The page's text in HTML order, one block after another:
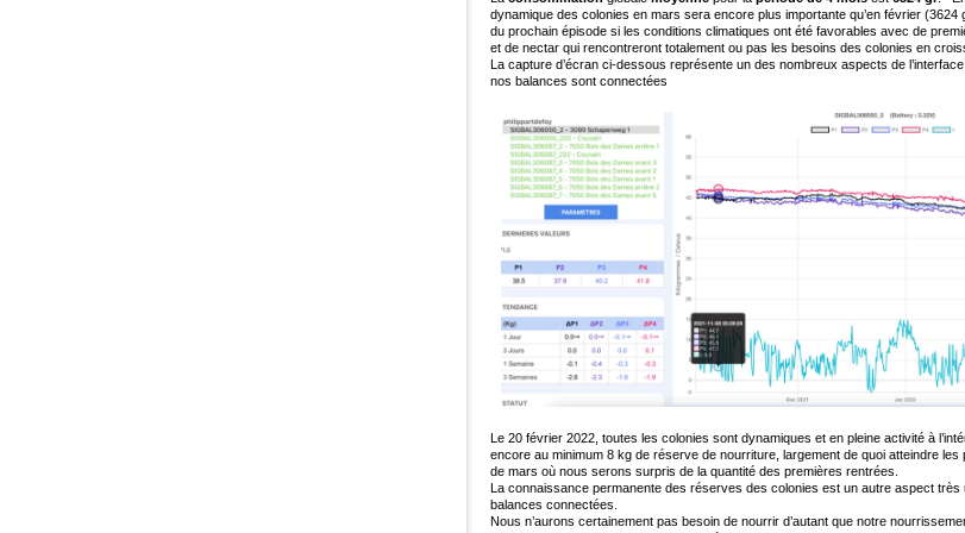
dynamique des colonies en mars sera encore plus importante qu’en février
du prochain épisode si les conditions climatiques ont été favorables avec de
et de nectar qui rencontreront totalement ou pas les besoins des colonies en
La capture d’écran ci-dessous représente un des nombreux aspects de
nos balances sont connectées
Le 20 février 2022, toutes les colonies sont dynamiques et en pleine activité à
encore au minimum 8 kg de réserve de nourriture, largement de quoi atteindre les
de mars où nous serons surpris de la quantité des premières rentrées.
La connaissance permanente des réserves des colonies est un autre aspect très
balances connectées.
Nous n’aurons certainement pas besoin de nourrir d’autant que notre